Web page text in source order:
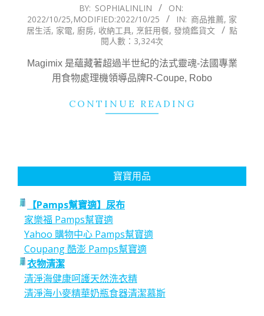
10-
25
BY: SOPHIALINLIN
ON:
2022/10/25,MODIFIED:2022/10/25 IN: 商品推薦, 家
居生活, 家電, 廚房, 收納工具, 烹飪用餐, 發燒鑑貨文
點
閱人數：3,324次
Magimix 是蘊藏著超過半世紀的法式靈魂-法國專業
用食物處理機領導品牌R-Coupe, Robo
CONTINUE READING
寶寶用品
【Pamps幫寶適】尿布
家樂福 Pamps幫寶適
Yahoo 購物中心 Pamps幫寶適
Coupang 酷澎 Pamps幫寶適
衣物清潔
清淨海健康呵護天然洗衣精
清淨海小麥精華奶瓶食器清潔慕斯